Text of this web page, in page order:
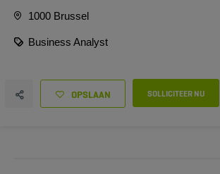
OPSLAAN SOLLICITEER NU
1000 Brussel
Business Analyst